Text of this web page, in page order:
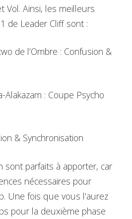
Vol. Ainsi, les meilleurs
de Leader Cliff sont :
de l’Ombre : Confusion &
Alakazam : Coupe Psycho
& Synchronisation
sont parfaits à apporter, car
nécessaires pour
Une fois que vous l’aurez
pour la deuxième phase